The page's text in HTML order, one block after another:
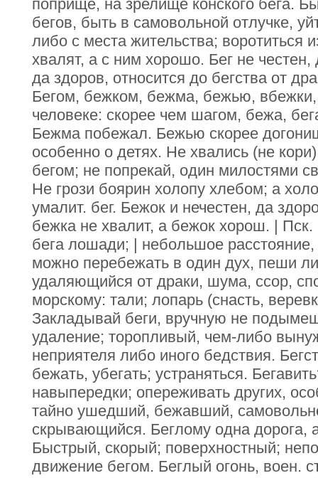
поприще, на зрелище конского бега.
бегов, быть в самовольной отлучке,
либо с места жительства; воротиться
хвалят, а с ним хорошо. Бег не честен,
да здоров, относится до бегства от
Бегом, бежком, бежма, бежью,
человеке: скорее чем шагом, бежа,
Бежма побежал. Бежью скорее
особенно о детях. Не хвались (не
бегом; не попрекай, один милостями
Не грози боярин холопу хлебом; а
умалит. бег. Бежок и нечестен, да
бежка не хвалит, а бежок хорош. |
бега лошади; | небольшое расстояние,
можно перебежать в один дух, пеши
удаляющийся от драки, шума, ссор,
морскому: тали; лопарь (снасть,
Закладывай беги, вручную не
удаление; торопливый, чем-либо
неприятеля либо иного бедствия.
бежать, убегать; устраняться.
навыпередки; опереживать других,
тайно ушедший, бежавший,
скрывающийся. Беглому одна дорога,
Быстрый, скорый; поверхностный;
движение бегом. Беглый огонь, воен.